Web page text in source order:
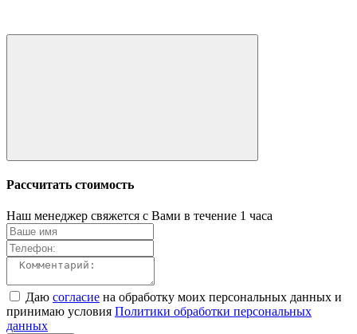
Рассчитать стоимость
Наш менеджер свяжется с Вами в течение 1 часа
Даю согласие на обработку моих персональных данных и
принимаю условия Политики обработки персональных
данных